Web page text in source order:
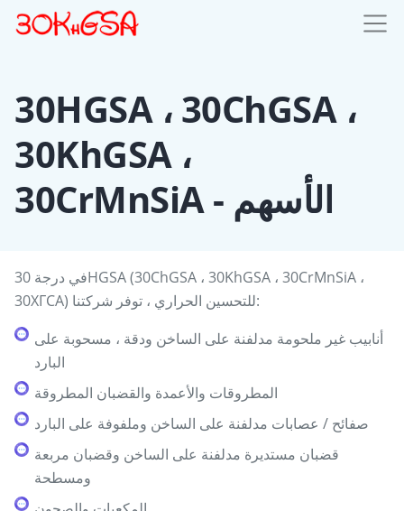
30HGSA ، 30ChGSA ،
30KhGSA ،
30CrMnSiA - الأسهم
في درجة 30HGSA (30ChGSA ، 30KhGSA ، 30CrMnSiA ،
30ХГСА) للتحسين الحراري ، توفر شركتنا:
أنابيب غير ملحومة مدلفنة على الساخن ودقة ، مسحوبة على
البارد
المطروقات والأعمدة والقضبان المطروقة
صفائح / عصابات مدلفنة على الساخن وملفوفة على البارد
قضبان مستديرة مدلفنة على الساخن وقضبان مربعة
ومسطحة